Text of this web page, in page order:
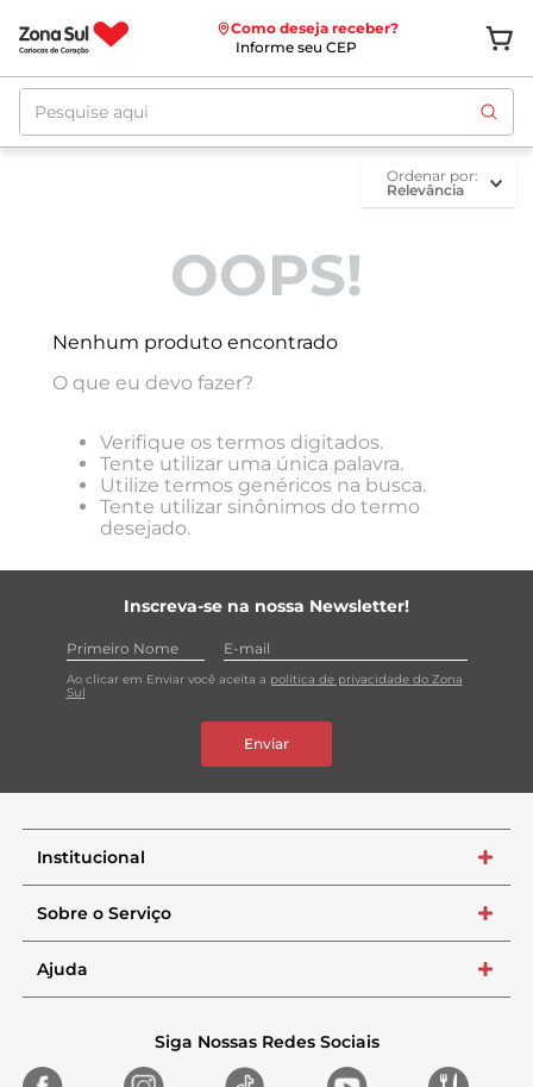
Como deseja receber?
Informe seu CEP
Pesquise aqui
ordenar por
Relevância
OOPS!
Nenhum produto encontrado
O que eu devo fazer?
Verifique os termos digitados.
Tente utilizar uma única palavra.
Utilize termos genéricos na busca.
Tente utilizar sinônimos do termo
desejado.
Inscreva-se na nossa Newsletter!
Ao clicar em Enviar você aceita a política de privacidade do Zona
Sul
Enviar
Institucional +
Sobre o Serviço +
Ajuda +
Siga Nossas Redes Sociais